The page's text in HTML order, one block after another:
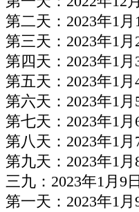
第二天：2023年1
第三天：2023年1
第四天：2023年1
第五天：2023年1
第六天：2023年1
第七天：2023年1
第八天：2023年1
第九天：2023年1
三九：2023年1月9
第一天：2023年1